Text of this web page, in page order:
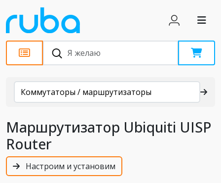
Каталог
Коммутаторы / маршрутизаторы
Маршрутизатор Ubiquiti UISP
Router
Настроим и установим